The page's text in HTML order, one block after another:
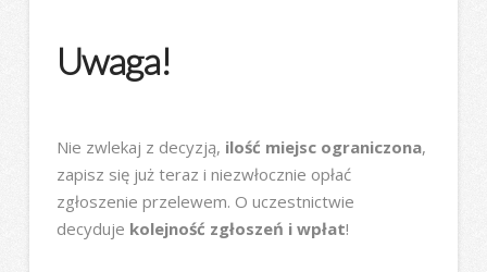
Uwaga!
Nie zwlekaj z decyzją, ilość miejsc ograniczona,
zapisz się już teraz i niezwłocznie opłać
zgłoszenie przelewem. O uczestnictwie
decyduje kolejność zgłoszeń i wpłat!